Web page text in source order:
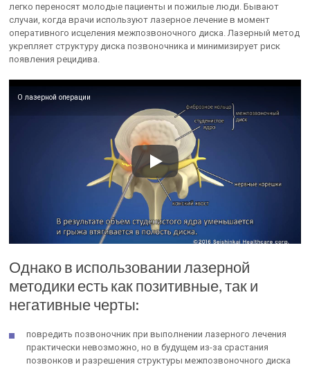
легко переносят молодые пациенты и пожилые люди. Бывают
случаи, когда врачи используют лазерное лечение в момент
оперативного исцеления межпозвоночного диска. Лазерный метод
укрепляет структуру диска позвоночника и минимизирует риск
появления рецидива.
О лазерной операции
Однако в использовании лазерной
методики есть как позитивные, так и
негативные черты:
повредить позвоночник при выполнении лазерного лечения
практически невозможно, но в будущем из-за срастания
позвонков и разрешения структуры межпозвоночного диска